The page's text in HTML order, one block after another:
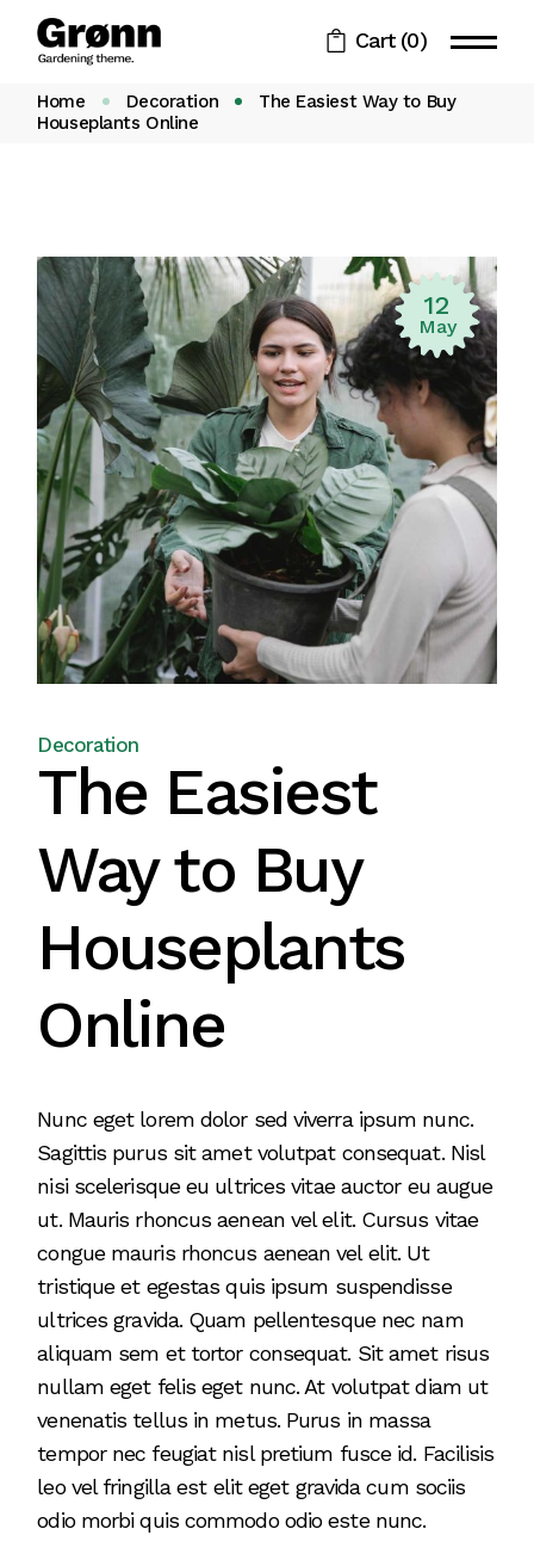
Cart (0)
Home Decoration
The Easiest Way to Buy
Houseplants Online
12
May
Decoration
The Easiest
Way to Buy
Houseplants
Online
Nunc eget lorem dolor sed viverra ipsum nunc.
Sagittis purus sit amet volutpat consequat. Nisl
nisi scelerisque eu ultrices vitae auctor eu augue
ut. Mauris rhoncus aenean vel elit. Cursus vitae
congue mauris rhoncus aenean vel elit. Ut
tristique et egestas quis ipsum suspendisse
ultrices gravida. Quam pellentesque nec nam
aliquam sem et tortor consequat. Sit amet risus
nullam eget felis eget nunc. At volutpat diam ut
venenatis tellus in metus. Purus in massa
tempor nec feugiat nisl pretium fusce id. Facilisis
leo vel fringilla est elit eget gravida cum sociis
odio morbi quis commodo odio este nunc.